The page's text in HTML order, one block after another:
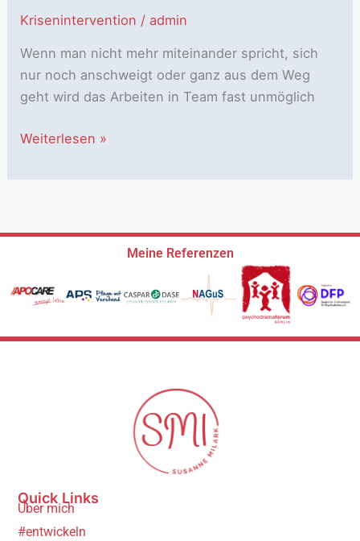
Krisenintervention / admin
Wenn man nicht mehr miteinander spricht, sich
nur noch anschweigt oder ganz aus dem Weg
geht wird das Arbeiten in Team fast unmöglich
Weiterlesen »
Meine Referenzen
Quick Links
Über mich
#entwickeln